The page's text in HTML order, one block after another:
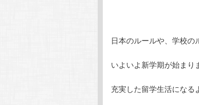
日本のルールや、学校の
いよいよ新学期が始まり
充実した留学生活になる